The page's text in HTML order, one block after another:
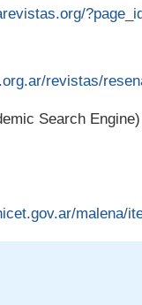
revistas/
Search Engine)
malena/